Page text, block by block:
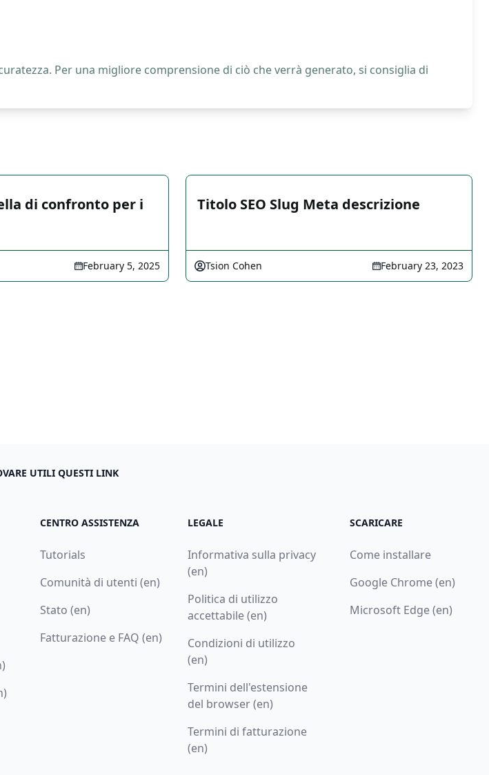
Per una migliore comprensione di ciò che verrà generato, si consiglia di
di confronto per i
February 5, 2025
Titolo SEO Slug Meta descrizione
Tsion Cohen February 23, 2023
UTILI QUESTI LINK
CENTRO ASSISTENZA
Tutorials
Comunità di utenti (en)
Stato (en)
Fatturazione e FAQ (en)
LEGALE
Informativa sulla privacy
(en)
Politica di utilizzo
accettabile (en)
Condizioni di utilizzo
(en)
Termini dell'estensione
del browser (en)
Termini di fatturazione
(en)
SCARICARE
Come installare
Google Chrome (en)
Microsoft Edge (en)